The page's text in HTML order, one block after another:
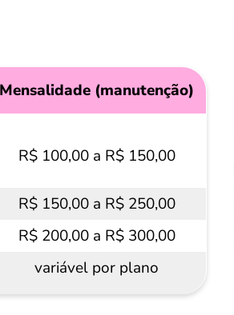
Mensalidade (manutenção)
R$ 100,00 a R$ 150,00
R$ 150,00 a R$ 250,00
R$ 200,00 a R$ 300,00
variável por plano